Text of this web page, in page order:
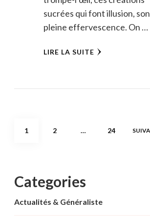
sucrées qui font illusion,
pleine effervescence. On …
LIRE LA SUITE
Pagination
PAGE
1 PAGE
2 … PAGE
24
Categories
Actualités & Généraliste